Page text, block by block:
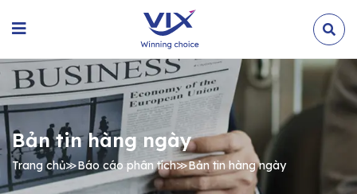
Bản tin hàng ngày
Trang chủ≫Báo cáo phân tích≫Bản tin hàng ngày